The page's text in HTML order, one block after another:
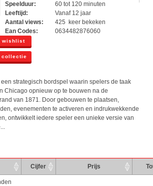
Speelduur:
60 tot 120 minuten
Leeftijd:
Vanaf 12 jaar
Aantal views:
425 keer bekeken
Ean Codes:
0634482876060
wishlist
collectie
strategisch bordspel waarin spelers de taak
Chicago opnieuw op te bouwen na de
van 1871. Door gebouwen te plaatsen,
evenementen te activeren en indrukwekkende
ontwikkelt iedere speler een unieke versie van
Cijfer Prijs